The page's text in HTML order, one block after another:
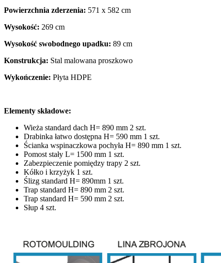
Powierzchnia zderzenia: 571 x 582 cm
Wysokość: 269 cm
Wysokość swobodnego upadku: 89 cm
Konstrukcja: Stal malowana proszkowo
Wykończenie: Płyta HDPE
Elementy składowe:
Wieża standard dach H= 890 mm 2 szt.
Drabinka łatwo dostępna H= 590 mm 1 szt.
Ścianka wspinaczkowa pochyła H= 890 mm 1 szt.
Pomost stały L= 1500 mm 1 szt.
Zabezpieczenie pomiędzy trapy 2 szt.
Kółko i krzyżyk 1 szt.
Ślizg standard H= 890mm 1 szt.
Trap standard H= 890 mm 2 szt.
Trap standard H= 590 mm 2 szt.
Słup 4 szt.